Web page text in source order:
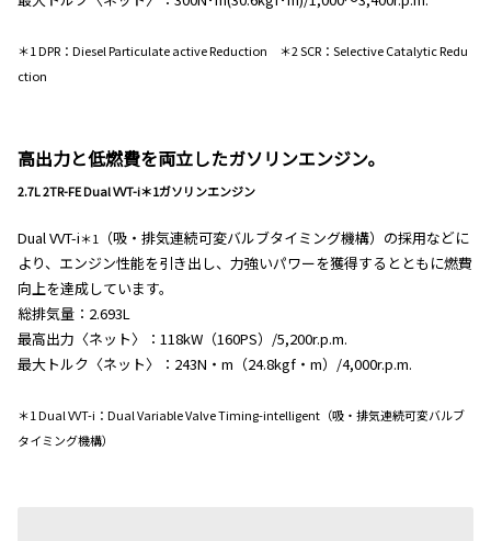
＊1 DPR：Diesel Particulate active Reduction ＊2 SCR：Selective Catalytic Redu
ction
高出力と低燃費を両立したガソリンエンジン。
2.7L 2TR-FE Dual VVT-i＊1ガソリンエンジン
Dual VVT-i＊1
（吸・排気連続可変バルブタイミング機構）の採用などに
より、エンジン性能を引き出し、力強いパワーを獲得するとともに燃費
向上を達成しています。
総排気量：2.693L
最高出力〈ネット〉：118kW（160PS）/5,200r.p.m.
最大トルク〈ネット〉：243N・m（24.8kgf・m）/4,000r.p.m.
＊1 Dual VVT-i：Dual Variable Valve Timing-intelligent（吸・排気連続可変バルブ
タイミング機構）